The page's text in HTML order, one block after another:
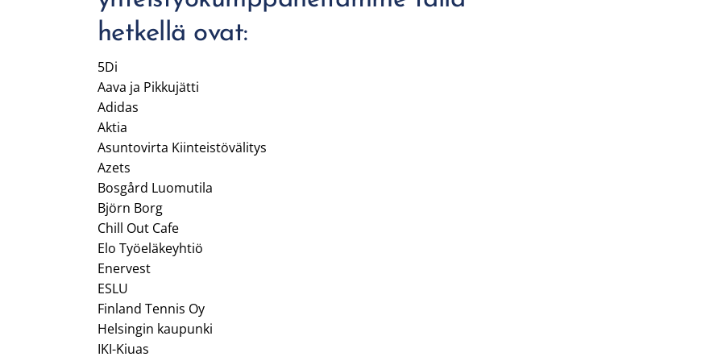
hetkellä ovat:
5Di
Aava ja Pikkujätti
Adidas
Aktia
Asuntovirta Kiinteistövälitys
Azets
Bosgård Luomutila
Björn Borg
Chill Out Cafe
Elo Työeläkeyhtiö
Enervest
ESLU
Finland Tennis Oy
Helsingin kaupunki
IKI-Kiuas